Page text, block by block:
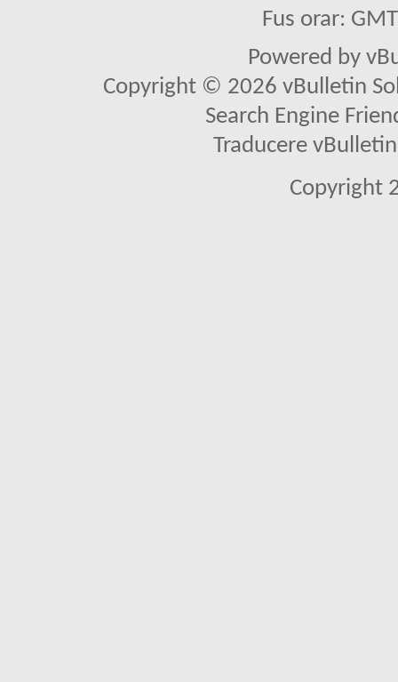
Fus orar:
Powered by
Copyright © 2026 vBulletin
Search Engine
Traducere
Copyright